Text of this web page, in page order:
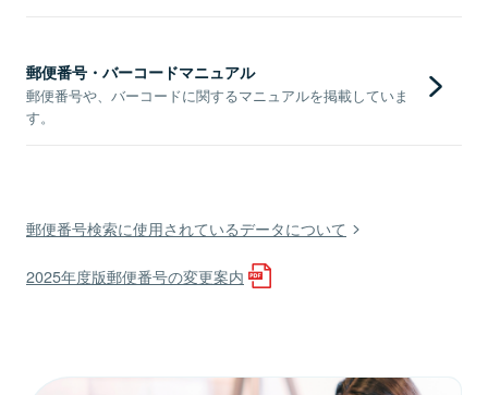
郵便番号・バーコードマニュアル
郵便番号や、バーコードに関するマニュアルを掲載していま
す。
郵便番号検索に使用されているデータについて
2025年度版郵便番号の変更案内